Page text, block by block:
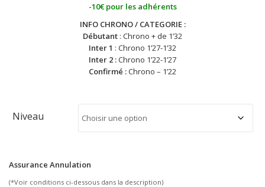
-10€ pour les adhérents
INFO CHRONO / CATEGORIE :
Débutant : Chrono + de 1’32
Inter 1 : Chrono 1’27-1’32
Inter 2 :Chrono 1’22-1’27
Confirmé :Chrono – 1’22
Niveau
Assurance Annulation
(*Voir conditions ci-dessous dans la description)